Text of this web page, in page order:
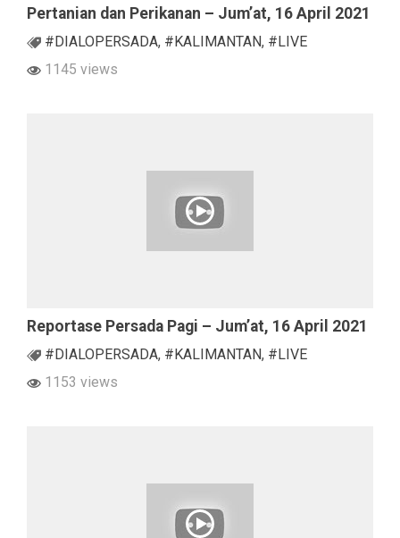
Pertanian dan Perikanan – Jum’at, 16 April 2021
#DIALOPERSADA, #KALIMANTAN, #LIVE
1145 views
Reportase Persada Pagi – Jum’at, 16 April 2021
#DIALOPERSADA, #KALIMANTAN, #LIVE
1153 views